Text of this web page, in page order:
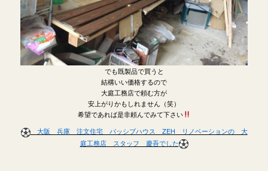
でも既製品で買うと
結構いい価格するので
大庭工務店で頼む方が
安上がりかもしれません（笑）
希望であれば是非頼んでみて下さい
大阪 兵庫 注文住宅 パッシブハウス ZEH リノベーションの 大
庭工務店 スタッフ 慶吾でした